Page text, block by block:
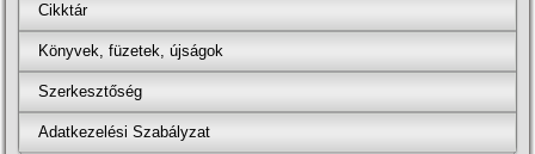
Cikktár
Könyvek, füzetek, újságok
Szerkesztőség
Adatkezelési Szabályzat